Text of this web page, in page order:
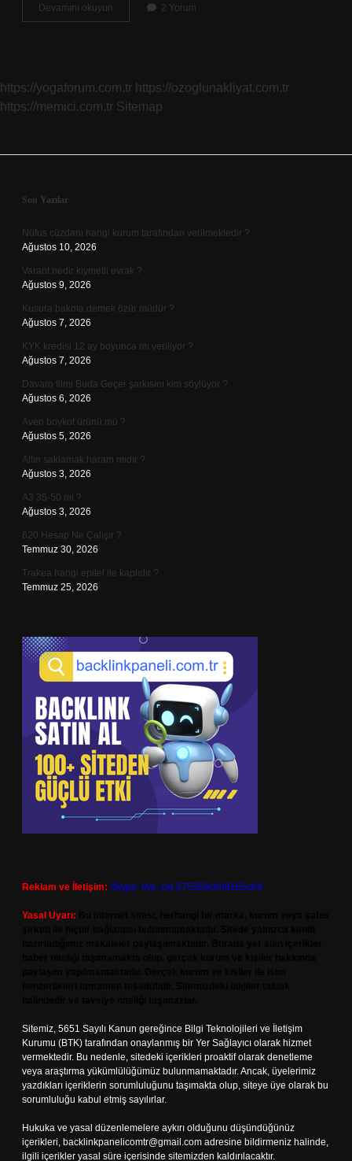
Devamını okuyun
Ne
2 Yorum
https://yogaforum.com.tr https://ozoglunakliyat.com.tr
https://memici.com.tr Sitemap
Sidebar
Son Yazılar
Nüfus cüzdanı hangi kurum tarafından verilmektedir ?
Ağustos 10, 2026
Varant nedir kıymetli evrak ?
Ağustos 9, 2026
Kusura bakma demek özür müdür ?
Ağustos 7, 2026
KYK kredisi 12 ay boyunca mı veriliyor ?
Ağustos 7, 2026
Davaro filmi Buda Geçer şarkısını kim söylüyor ?
Ağustos 6, 2026
Aven boykot ürünü mü ?
Ağustos 5, 2026
Altın saklamak haram mıdır ?
Ağustos 3, 2026
A3 35-50 mi ?
Ağustos 3, 2026
620 Hesap Ne Çalışır ?
Temmuz 30, 2026
Trakea hangi epitel ile kaplıdır ?
Temmuz 25, 2026
Reklam ve İletişim: Skype: live:.cid.575569c608265c69
Yasal Uyarı:
Sitemiz, 5651 Sayılı Kanun gereğince Bilgi Teknolojileri ve İletişim
Kurumu (BTK) tarafından onaylanmış bir Yer Sağlayıcı olarak hizmet
vermektedir. Bu nedenle, sitedeki içerikleri proaktif olarak denetleme
veya araştırma yükümlülüğümüz bulunmamaktadır. Ancak, üyelerimiz
yazdıkları içeriklerin sorumluluğunu taşımakta olup, siteye üye olarak bu
sorumluluğu kabul etmiş sayılırlar.
Hukuka ve yasal düzenlemelere aykırı olduğunu düşündüğünüz
içerikleri, backlinkpanelicomtr@gmail.com adresine bildirmeniz halinde,
ilgili içerikler yasal süre içerisinde sitemizden kaldırılacaktır.